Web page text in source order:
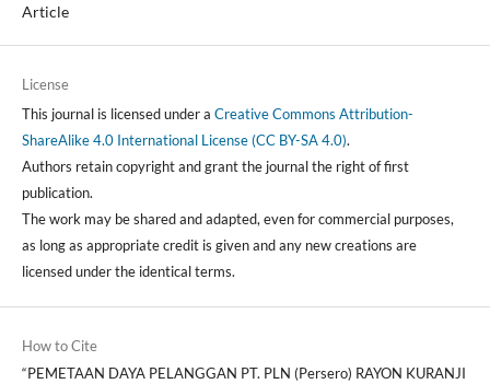
Article
License
This journal is licensed under a Creative Commons Attribution-
ShareAlike 4.0 International License (CC BY-SA 4.0).
Authors retain copyright and grant the journal the right of first
publication.
The work may be shared and adapted, even for commercial purposes,
as long as appropriate credit is given and any new creations are
licensed under the identical terms.
How to Cite
“PEMETAAN DAYA PELANGGAN PT. PLN (Persero) RAYON KURANJI